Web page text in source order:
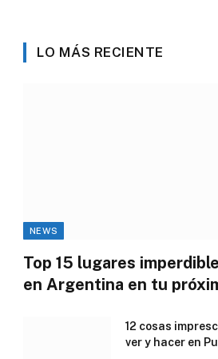
LO MÁS RECIENTE
NEWS
Top 15 lugares
en Argentina en tu
12 cosas
ver y hacer en